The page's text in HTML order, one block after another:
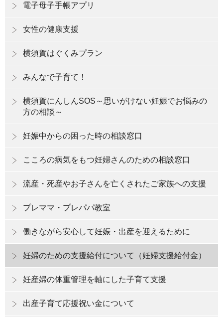
電子母子手帳アプリ
女性の健康支援
横須賀はぐくみプラン
みんなで子育て！
横須賀にんしんSOS～思いがけない妊娠でお悩みの
方の相談～
妊娠中からの困った時の相談窓口
こころの病気をもつ妊婦さんのための相談窓口
流産・死産やお子さんを亡くされたご家族への支援
プレママ・プレパパ教室
働きながら安心して妊娠・出産を迎えるために
妊婦のための支援給付について（妊婦支援給付金）
妊産婦の体重管理を軸にした子育て支援
出産子育て応援祝い金について